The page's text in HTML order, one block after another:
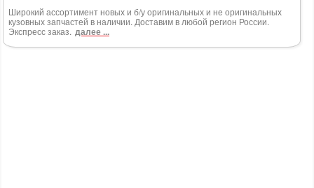
Широкий ассортимент новых и б/у оригинальных и не оригинальных
кузовных запчастей в наличии. Доставим в любой регион России.
Экспресс заказ. далее ...